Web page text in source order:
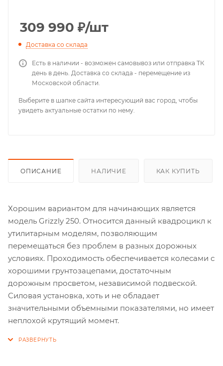
309 990 ₽/шт
Доставка со склада
Есть в наличии - возможен самовывоз или отправка ТК
день в день. Доставка со склада - перемещение из
Московской области.
Выберите в шапке сайта интересующий вас город, чтобы
увидеть актуальные остатки по нему.
ОПИСАНИЕ НАЛИЧИЕ КАК КУПИТЬ
Хорошим вариантом для начинающих является
модель Grizzly 250. Относится данный квадроцикл к
утилитарным моделям, позволяющим
перемещаться без проблем в разных дорожных
условиях. Проходимость обеспечивается колесами с
хорошими грунтозацепами, достаточным
дорожным просветом, независимой подвеской.
Силовая установка, хоть и не обладает
значительными объемными показателями, но имеет
неплохой крутящий момент.